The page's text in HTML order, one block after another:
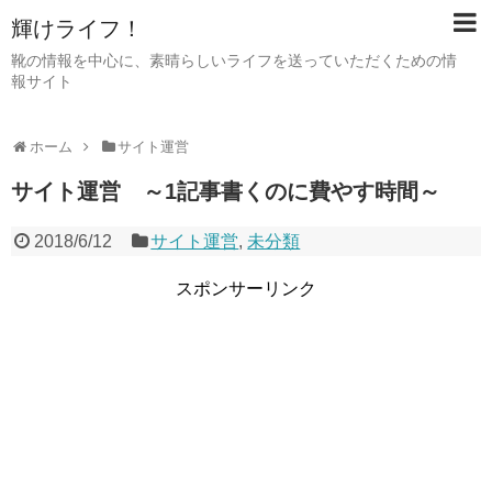
輝けライフ！
靴の情報を中心に、素晴らしいライフを送っていただくための情
報サイト
ホーム サイト運営
サイト運営 ～1記事書くのに費やす時間～
2018/6/12 サイト運営, 未分類
スポンサーリンク